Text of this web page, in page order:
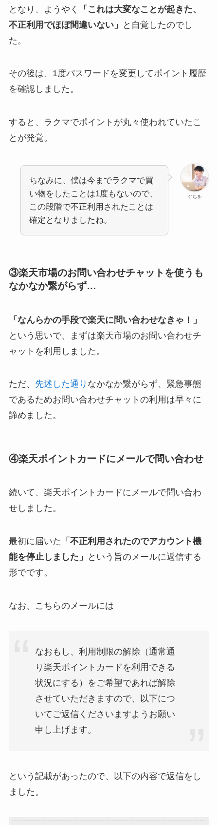
となり、ようやく
「これは大変なことが起きた、
不正利用でほぼ間違いない」
と自覚したのでし
た。
その後は、1度パスワードを変更してポイント履歴
を確認しました。
すると、ラクマでポイントが丸々使われていたこ
とが発覚。
ぐちを
ちなみに、僕は今までラクマで買
い物をしたことは1度もないので、
この段階で不正利用されたことは
確定となりましたね。
③楽天市場のお問い合わせチャットを使うも
なかなか繋がらず…
「なんらかの手段で楽天に問い合わせなきゃ！」
という思いで、まずは楽天市場のお問い合わせチ
ャットを利用しました。
ただ、 先述した通り なかなか繋がらず、緊急事態
であるためお問い合わせチャットの利用は早々に
諦めました。
④楽天ポイントカードにメールで問い合わせ
続いて、楽天ポイントカードにメールで問い合わ
せしました。
最初に届いた 「不正利用されたのでアカウント機
能を停止しました」
という旨のメールに返信する
形でです。
なお、こちらのメールには
なおもし、利用制限の解除（通常通
り楽天ポイントカードを利用できる
状況にする）をご希望であれば解除
させていただきますので、以下につ
いてご返信くださいますようお願い
申し上げます。
という記載があったので、以下の内容で返信をし
ました。